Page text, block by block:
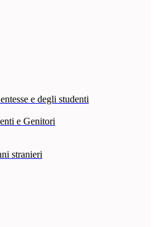
e degli studenti
e Genitori
stranieri